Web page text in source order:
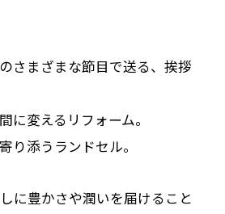
さまざまな節目で送る、挨拶
に変えるリフォーム。
り添うランドセル。
に豊かさや潤いを届けること